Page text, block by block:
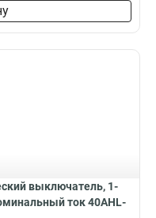
выключатель, 1-
ток 40АHL-